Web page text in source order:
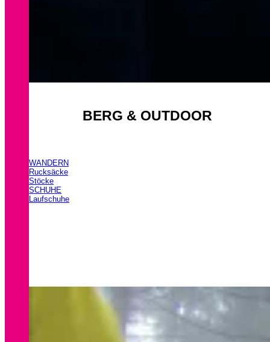
BERG & OUTDOOR
WANDERN
Rucksäcke
Stöcke
SCHUHE
Laufschuhe